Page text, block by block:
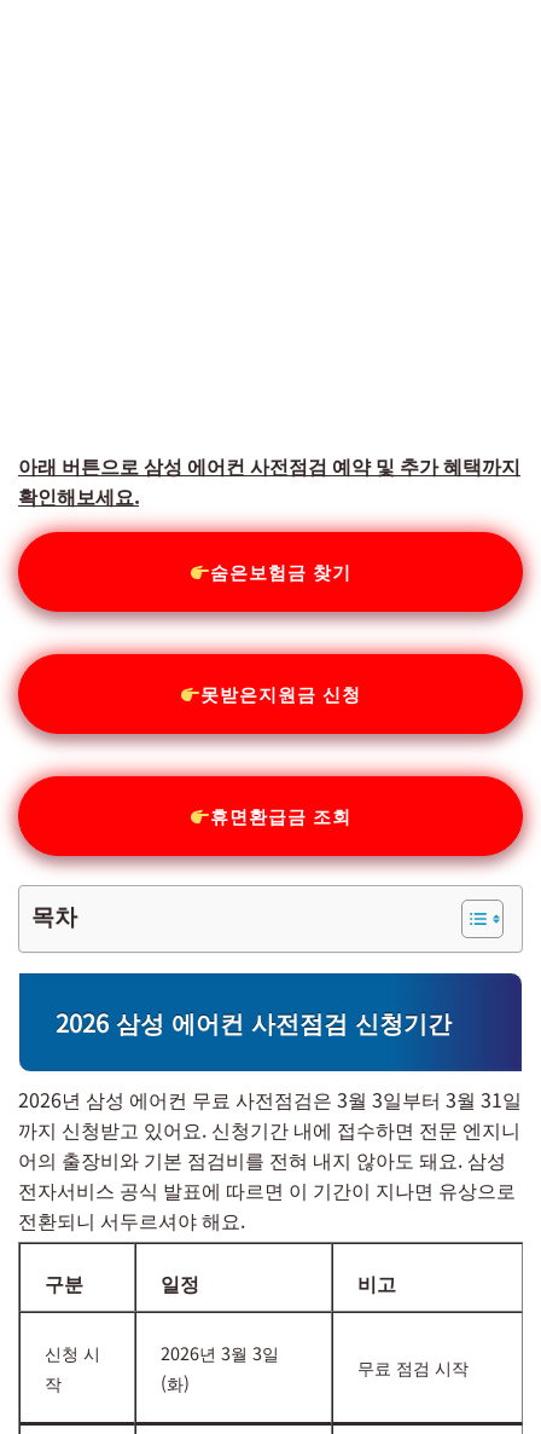
아래 버튼으로 삼성 에어컨 사전점검 예약 및 추가 혜택까지
확인해보세요.
숨은보험금 찾기
못받은지원금 신청
휴면환급금 조회
목차
2026 삼성 에어컨 사전점검 신청기간
2026년 삼성 에어컨 무료 사전점검은 3월 3일부터 3월 31일
까지 신청받고 있어요. 신청기간 내에 접수하면 전문 엔지니
어의 출장비와 기본 점검비를 전혀 내지 않아도 돼요. 삼성
전자서비스 공식 발표에 따르면 이 기간이 지나면 유상으로
전환되니 서두르셔야 해요.
구분 일정 비고
신청 시
작
2026년 3월 3일
(화)
무료 점검 시작